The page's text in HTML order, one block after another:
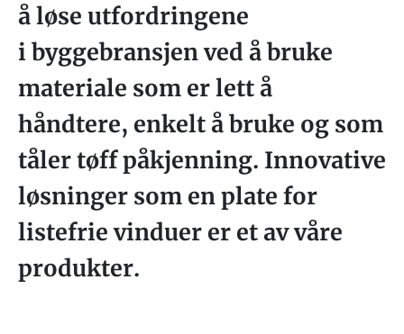
å løse utfordringene
i byggebransjen ved å bruke
materiale som er lett å
håndtere, enkelt å bruke og som
tåler tøff påkjenning. Innovative
løsninger som en plate for
listefrie vinduer er et av våre
produkter.